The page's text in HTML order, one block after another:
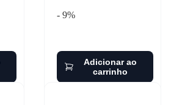
- 9%
Adicionar ao
carrinho